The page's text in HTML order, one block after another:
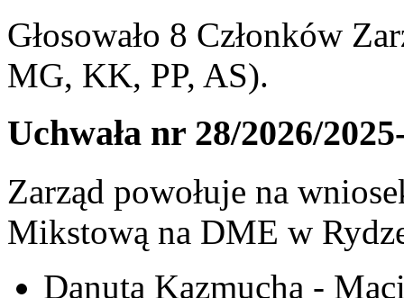
Głosowało 8 Członków
MG, KK, PP, AS).
Uchwała nr 28/2026/
Zarząd powołuje na
Mikstową na DME w
Danuta Kazmucha -